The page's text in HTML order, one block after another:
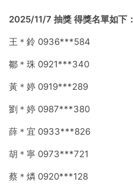
2025/11/7 抽獎 得獎名單如下：
王＊鈴 0936***584
鄒＊珠 0921***340
黃＊婷 0919***289
劉＊婷 0987***380
薛＊宜 0933***826
胡＊寧 0973***721
蔡＊燐 0920***128